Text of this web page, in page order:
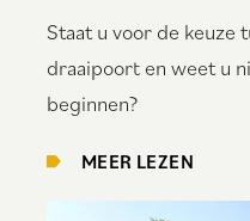
Staat u voor de keuze
draaipoort en weet u
beginnen?
MEER LEZEN